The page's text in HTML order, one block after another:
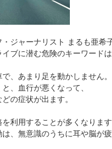
ジャーナリスト まるも亜希
ブに潜む危険のキーワード
、あまり足を動かしません。
、血行が悪くなって、
の症状が出ます。
利用することが多くなりま
、無意識のうちに耳や脳が